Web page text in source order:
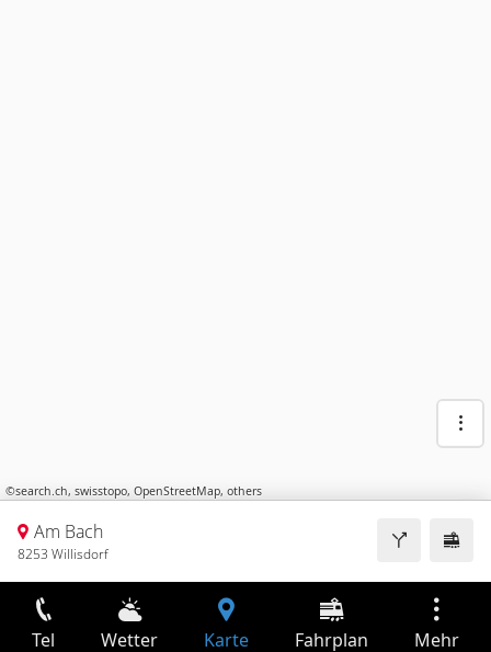
©search.ch, swisstopo, OpenStreetMap, others
Am Bach
8253 Willisdorf
Tel Wetter Karte Fahrplan Mehr